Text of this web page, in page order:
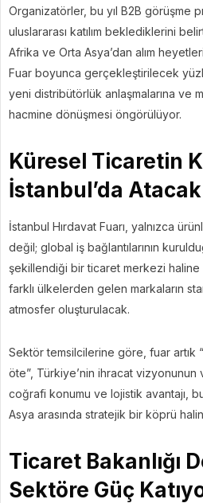
Organizatörler, bu yıl B2B görüşme
uluslararası katılım beklediklerini
Afrika ve Orta Asya’dan alım
Fuar boyunca gerçekleştirilecek
yeni distribütörlük anlaşmalarına ve
hacmine dönüşmesi öngörülüyor.
Küresel Ticaretin
İstanbul’da Atacak
İstanbul Hırdavat Fuarı, yalnızca
değil; global iş bağlantılarının
şekillendiği bir ticaret merkezi haline
farklı ülkelerden gelen markaların
atmosfer oluşturulacak.
Sektör temsilcilerine göre, fuar
öte”, Türkiye’nin ihracat vizyonunun
coğrafi konumu ve lojistik avantajı,
Asya arasında stratejik bir köprü
Ticaret Bakanlığı
Sektöre Güç